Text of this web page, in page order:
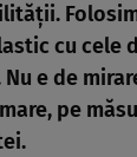
cu cele
e de
pe